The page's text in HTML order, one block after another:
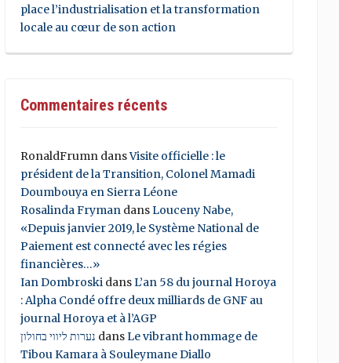
place l’industrialisation et la transformation
locale au cœur de son action
Commentaires récents
RonaldFrumndansVisite officielle : le
président de la Transition, Colonel Mamadi
Doumbouya en Sierra Léone
Rosalinda FrymandansLouceny Nabe,
«Depuis janvier 2019, le Système National de
Paiement est connecté avec les régies
financières…»
Ian DombroskidansL’an 58 du journal Horoya
: Alpha Condé offre deux milliards de GNF au
journal Horoya et à l’AGP
נערות ליווי בחולון dansLe vibrant hommage de
Tibou Kamara à Souleymane Diallo